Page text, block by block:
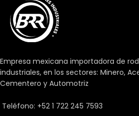
relativamente insensibles a las
cargas de choque, son muy
rígidos y requieren un espacio
axial mínimo. Se suministran,
sólo pueden soportar cargas
axiales en un sentido.
Empresa mexicana importadora de
industriales, en los sectores: Minero,
Cementero y Automotriz
Teléfono: +52 1 722 245 7593